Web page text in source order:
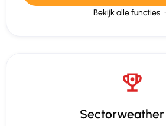
Bekijk alle functies
Sectorweather